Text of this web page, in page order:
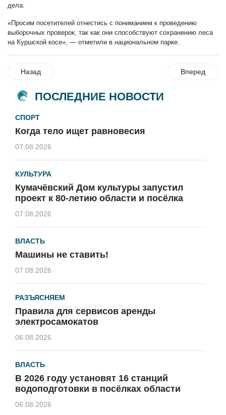
дела.
«Просим посетителей отнестись с пониманием к проведению
выборочных проверок, так как они способствуют сохранению леса
на Куршской косе», — отметили в национальном парке.
Назад Вперед
ПОСЛЕДНИЕ НОВОСТИ
СПОРТ
Когда тело ищет равновесия
07.08.2026
КУЛЬТУРА
Кумачёвский Дом культуры запустил
проект к 80-летию области и посёлка
07.08.2026
ВЛАСТЬ
Машины не ставить!
07.08.2026
РАЗЪЯСНЯЕМ
Правила для сервисов аренды
электросамокатов
06.08.2026
ВЛАСТЬ
В 2026 году установят 16 станций
водоподготовки в посёлках области
06.08.2026